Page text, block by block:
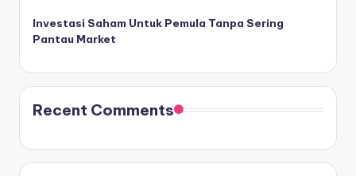
Investasi Saham Untuk Pemula Tanpa Sering
Pantau Market
Recent Comments